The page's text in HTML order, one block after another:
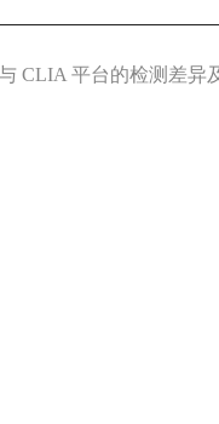
及P3生物安全实验室
重组抗原、人源化单
的品牌使命，为客户
CLIA 平台的检测差异